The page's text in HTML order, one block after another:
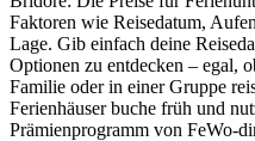
Faktoren wie Reisedatum,
Lage. Gib einfach deine
Optionen zu entdecken – egal,
Familie oder in einer Gruppe
Ferienhäuser buche früh und
Prämienprogramm von FeWo-